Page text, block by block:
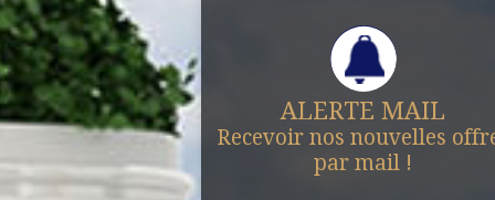
ALERTE MAIL
Recevoir nos nouvelles
par mail !